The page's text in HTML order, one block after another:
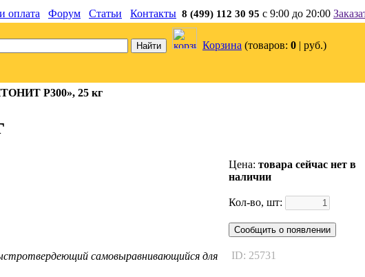
оплата Форум Статьи Контакты 8 (499) 112 30 95 с 9:00 до 20:00
Корзина (товаров: 0 | руб.)
Р300», 25 кг
самовыравнивающийся для
Цена: товара сейчас нет в
наличии
Кол-во, шт:
Сообщить о появлении
ID: 25731